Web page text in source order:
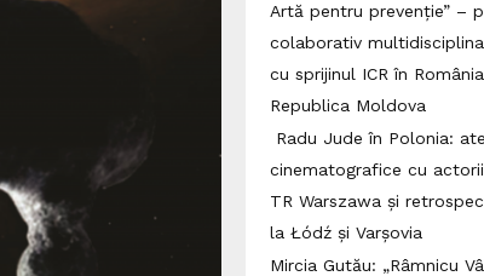
Artă pentru prevenție” –
colaborativ
cu sprijinul ICR în
Republica Moldova
Radu Jude în Polonia:
cinematografice cu
TR Warszawa și
la Łódź și Varșovia
Mircia Gutău: „Râmnicu